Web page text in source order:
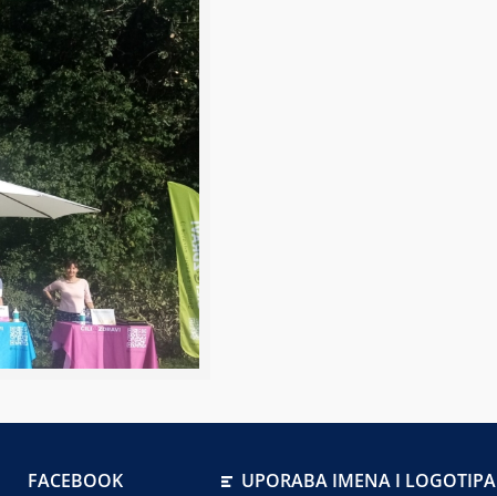
FACEBOOK UPORABA IMENA I LOGOTIPA